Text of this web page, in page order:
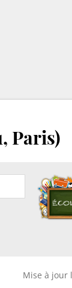
Paris)
Mise à jour